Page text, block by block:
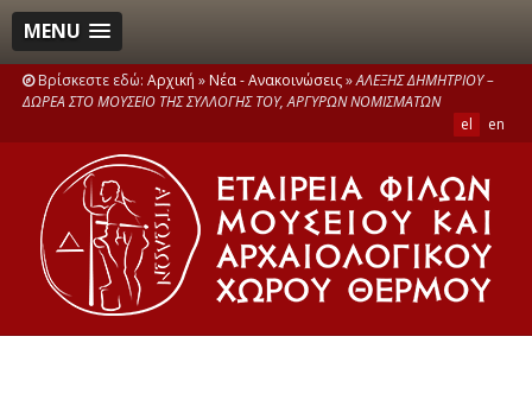
MENU
Βρίσκεστε εδώ: Αρχική » Νέα - Ανακοινώσεις»ΑΛΕΞΗΣ ΔΗΜΗΤΡΙΟΥ –
ΔΩΡΕΑ ΣΤΟ ΜΟΥΣΕΙΟ ΤΗΣ ΣΥΛΛΟΓΗΣ ΤΟΥ, ΑΡΓΥΡΩΝ ΝΟΜΙΣΜΑΤΩΝ
el
en